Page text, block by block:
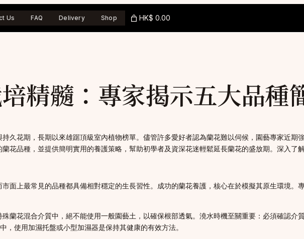
Us FAQ Delivery Shop HK$ 0.00
精髓：專家揭示五大品種
持久花期，長期以來雄踞頂級室內植物榜單。儘管許多愛好者認為蘭花難以伺候，園藝專家近
花品種，並提供簡明實用的養護策略，幫助初學者及資深花迷輕鬆延長蘭花的盛放期。深入了
面上最常見的品種都具備相對穩定的生長習性。成功的蘭花養護，核心在於模擬其原生環境
蘭花混合介質中，絕不能使用一般園藝土，以確保根部透氣。澆水時機至關重要：必須確認
，使用加濕托盤或小型加濕器是保持其健康的有效方法。